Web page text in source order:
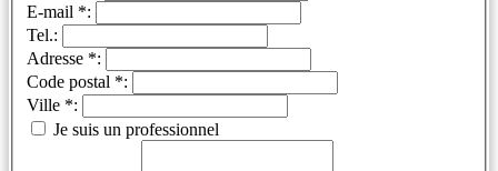
E-mail *:
Tel.:
Adresse *:
Code postal *:
Ville *:
Je suis un professionnel